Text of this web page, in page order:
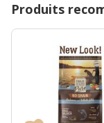
Produits